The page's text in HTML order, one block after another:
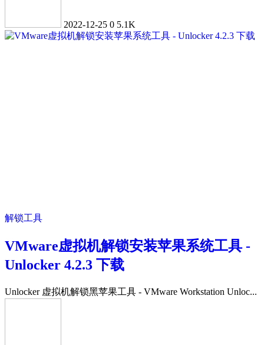
2022-12-25 0 5.1K
解锁工具
VMware虚拟机解锁安装苹果系统工具 -
Unlocker 4.2.3 下载
Unlocker 虚拟机解锁黑苹果工具 - VMware Workstation Unloc...